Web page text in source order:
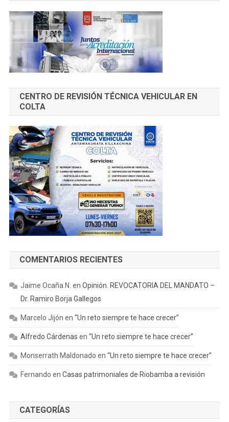
CENTRO DE REVISIÓN TÉCNICA VEHICULAR EN
COLTA
COMENTARIOS RECIENTES
Jaime Ocaña N. en Opinión. REVOCATORIA DEL MANDATO –
Dr. Ramiro Borja Gallegos
Marcelo Jijón en “Un reto siempre te hace crecer”
Alfredo Cárdenas en “Un reto siempre te hace crecer”
Monserrath Maldonado en “Un reto siempre te hace crecer”
Fernando en Casas patrimoniales de Riobamba a revisión
CATEGORÍAS